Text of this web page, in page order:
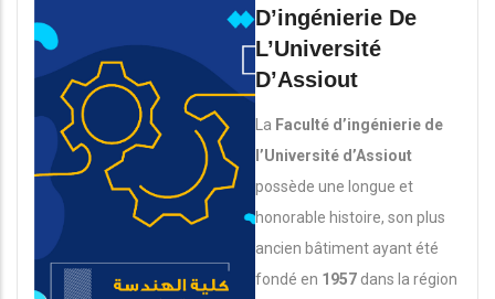
D’ingénierie De
L’Université
D’Assiout
La Faculté d’ingénierie de
l’Université d’Assiout
possède une longue et
honorable histoire, son plus
ancien bâtiment ayant été
fondé en 1957 dans la région